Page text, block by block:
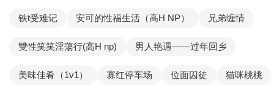
铁t受难记 安可的性福生活（高H NP） 兄弟缠情
雙性笑笑淫蕩行(高H np) 男人艳遇——过年回乡
美味佳肴（1v1） 寡红停车场 位面囚徒 猫咪桃桃